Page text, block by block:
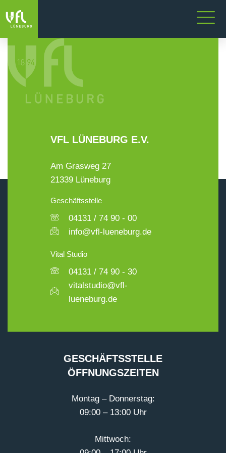
VFL LÜNEBURG E.V.
Am Grasweg 27
21339 Lüneburg
Geschäftsstelle
04131 / 74 90 - 00
info@vfl-lueneburg.de
Vital Studio
04131 / 74 90 - 30
vitalstudio@vfl-
lueneburg.de
GESCHÄFTSSTELLE
ÖFFNUNGSZEITEN
Montag – Donnerstag:
09:00 – 13:00 Uhr
Mittwoch: